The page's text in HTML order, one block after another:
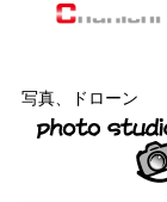
写真、ドローン